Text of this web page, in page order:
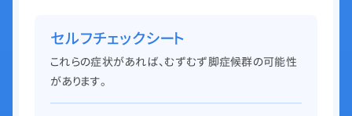
セルフチェックシート
これらの症状があれば、むずむず脚症候群の可能性
があります。